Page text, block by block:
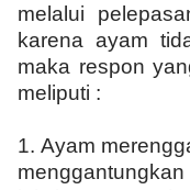
melalui
karena ayam
maka respon
meliputi :
1. Ayam